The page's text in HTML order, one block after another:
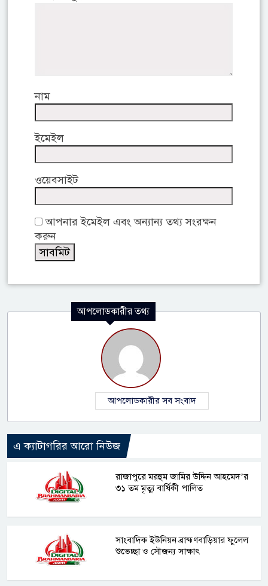
নাম
ইমেইল
ওয়েবসাইট
আপনার ইমেইল এবং অন্যান্য তথ্য সংরক্ষন
করুন
আপলোডকারীর তথ্য
আপলোডকারীর সব সংবাদ
এ ক্যাটাগরির আরো নিউজ
রাজাপুরে মরহুম জামির উদ্দিন আহমেদ’র
৩১ তম মৃত্যু বার্ষিকী পালিত
সাংবাদিক ইউনিয়ন ব্রাহ্মণবাড়িয়ার ফুলেল
শুভেচ্ছা ও সৌজন্য সাক্ষাৎ